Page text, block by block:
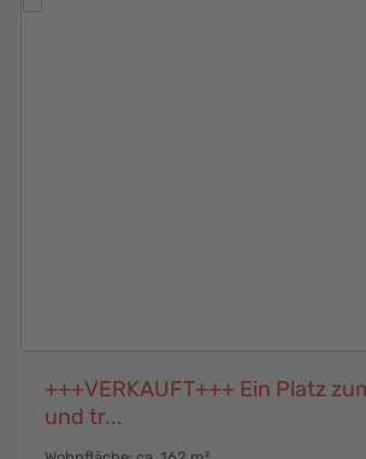
+++VERKAUFT+++ Ein Platz
und tr...